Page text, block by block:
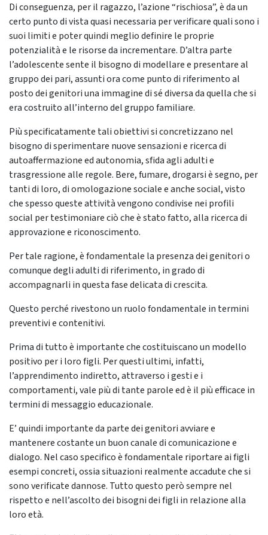
Di conseguenza, per il ragazzo, l’azione “rischiosa”, è da un
certo punto di vista quasi necessaria per verificare quali sono i
suoi limiti e poter quindi meglio definire le proprie
potenzialità e le risorse da incrementare. D’altra parte
l’adolescente sente il bisogno di modellare e presentare al
gruppo dei pari, assunti ora come punto di riferimento al
posto dei genitori una immagine di sé diversa da quella che si
era costruito all’interno del gruppo familiare.
Più specificatamente tali obiettivi si concretizzano nel
bisogno di sperimentare nuove sensazioni e ricerca di
autoaffermazione ed autonomia, sfida agli adulti e
trasgressione alle regole. Bere, fumare, drogarsi è segno, per
tanti di loro, di omologazione sociale e anche social, visto
che spesso queste attività vengono condivise nei profili
social per testimoniare ciò che è stato fatto, alla ricerca di
approvazione e riconoscimento.
Per tale ragione, è fondamentale la presenza dei genitori o
comunque degli adulti di riferimento, in grado di
accompagnarli in questa fase delicata di crescita.
Questo perché rivestono un ruolo fondamentale in termini
preventivi e contenitivi.
Prima di tutto è importante che costituiscano un modello
positivo per i loro figli. Per questi ultimi, infatti,
l’apprendimento indiretto, attraverso i gesti e i
comportamenti, vale più di tante parole ed è il più efficace in
termini di messaggio educazionale.
E’ quindi importante da parte dei genitori avviare e
mantenere costante un buon canale di comunicazione e
dialogo. Nel caso specifico è fondamentale riportare ai figli
esempi concreti, ossia situazioni realmente accadute che si
sono verificate dannose. Tutto questo però sempre nel
rispetto e nell’ascolto dei bisogni dei figli in relazione alla
loro età.